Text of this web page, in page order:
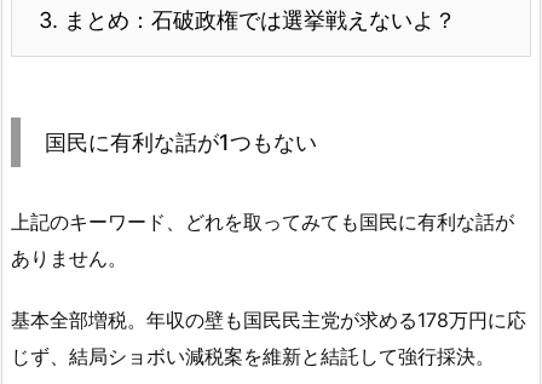
3. まとめ：石破政権では選挙戦えないよ？
国民に有利な話が1つもない
上記のキーワード、どれを取ってみても国民に有利な話が
ありません。
基本全部増税。年収の壁も国民民主党が求める178万円に応
じず、結局ショボい減税案を維新と結託して強行採決。